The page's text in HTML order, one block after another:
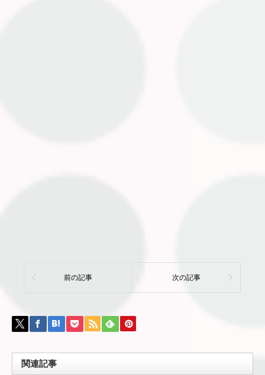
前の記事 次の記事
関連記事